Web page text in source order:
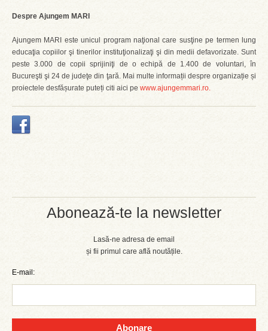
Abonează-te la newsletter
Lasă-ne adresa de email
și fii primul care află noutățile.
E-mail:
Abonare
Despre Ajungem MARI
Ajungem MARI este unicul program naţional care susţine pe termen lung
educaţia copiilor şi tinerilor instituţionalizaţi şi din medii defavorizate. Sunt
peste 3.000 de copii sprijiniţi de o echipă de 1.400 de voluntari, în
Bucureşti şi 24 de judeţe din ţară. Mai multe informații despre organizație și
proiectele desfășurate puteți citi aici pe www.ajungemmari.ro.